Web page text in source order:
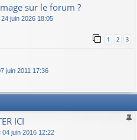
sur le forum ?
24 juin 2026 18:05
1 2 3
juin 2011 17:36
ICI
04 juin 2016 12:22